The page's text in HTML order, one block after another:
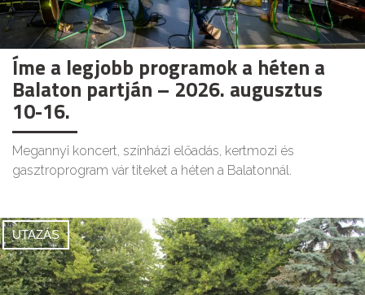
Íme a legjobb programok a héten a
Balaton partján – 2026. augusztus
10-16.
Megannyi koncert, színházi előadás, kertmozi és
gasztroprogram vár titeket a héten a Balatonnál.
UTAZÁS